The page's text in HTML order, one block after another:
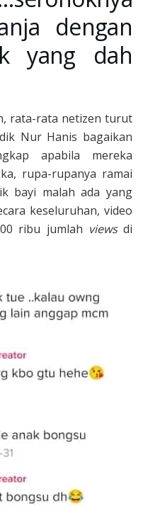
dengan
yang dah
rata-rata netizen turut
Nur Hanis bagaikan
apabila mereka
rupa-rupanya ramai
bayi malah ada yang
keseluruhan, video
ribu jumlah viewsdi